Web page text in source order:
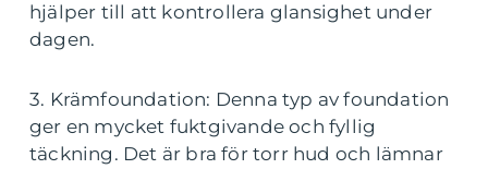
hjälper till att kontrollera glansighet under
dagen.
3. Krämfoundation: Denna typ av foundation
ger en mycket fuktgivande och fyllig
täckning. Det är bra för torr hud och lämnar